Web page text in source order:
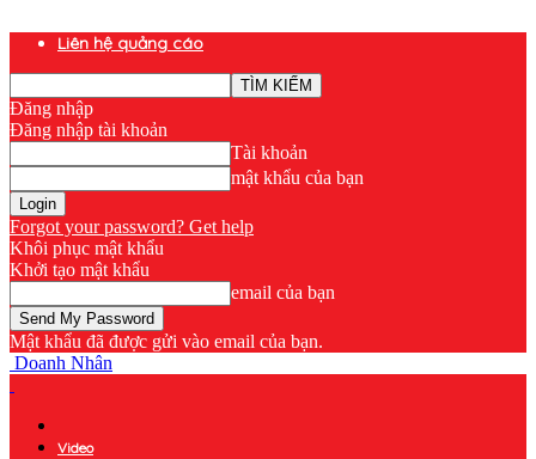
Liên hệ quảng cáo
Đăng nhập
Đăng nhập tài khoản
Tài khoản
mật khẩu của bạn
Forgot your password? Get help
Khôi phục mật khẩu
Khởi tạo mật khẩu
email của bạn
Mật khẩu đã được gửi vào email của bạn.
Doanh Nhân
Video